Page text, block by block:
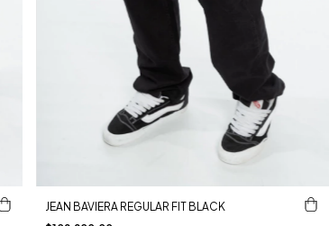
JEAN BAVIERA REGULAR FIT BLACK